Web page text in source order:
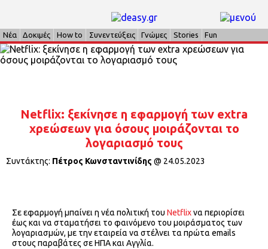
Νέα Δοκιμές How to Συνεντεύξεις Γνώμες Stories Fun
Netflix: ξεκίνησε η εφαρμογή των extra
χρεώσεων για όσους μοιράζονται το
λογαριασμό τους
Συντάκτης: Πέτρος Κωνσταντινίδης @ 24.05.2023
Σε εφαρμογή μπαίνει η νέα πολιτική του Netflixνα περιορίσει
έως και να σταματήσει το φαινόμενο του μοιράσματος των
λογαριασμών, με την εταιρεία να στέλνει τα πρώτα emails
στους παραβάτες σε ΗΠΑ και Αγγλία.